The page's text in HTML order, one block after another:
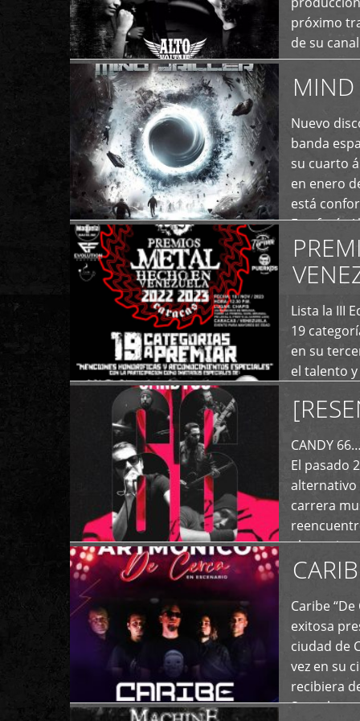
próximo
de su
momento
MIND
Nuevo
banda
su cuarto
en enero
está
Estefanía
+
Lista la III
19
en su
el talento
de las
+
CANDY
El pasado
alternativo
carrera
el exterior
+
Caribe
exitosa
ciudad de
vez en su
recibiera
Store los
+